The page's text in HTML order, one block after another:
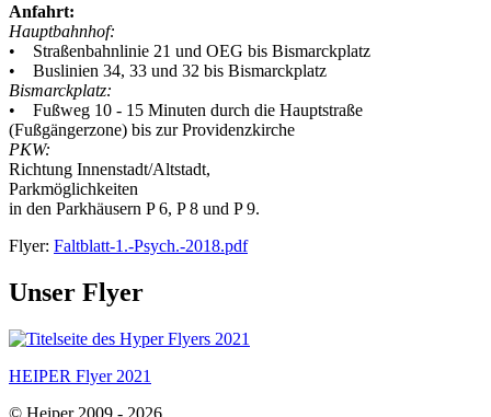
Anfahrt:
Hauptbahnhof:
• Straßenbahnlinie 21 und OEG bis Bismarckplatz
• Buslinien 34, 33 und 32 bis Bismarckplatz
Bismarckplatz:
• Fußweg 10 - 15 Minuten durch die Hauptstraße
(Fußgängerzone) bis zur Providenzkirche
PKW:
Richtung Innenstadt/Altstadt,
Parkmöglichkeiten
in den Parkhäusern P 6, P 8 und P 9.
Flyer: Faltblatt-1.-Psych.-2018.pdf
Unser Flyer
HEIPER Flyer 2021
© Heiper 2009 - 2026